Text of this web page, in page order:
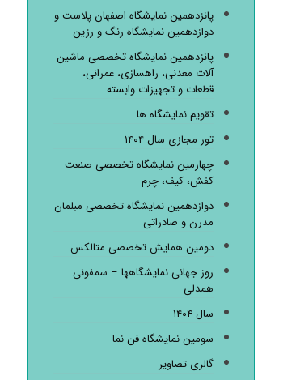
پانزدهمین نمایشگاه اصفهان پلاست و
دوازدهمین نمایشگاه رنگ و رزین
پانزدهمین نمایشگاه تخصصی ماشین
آلات معدنی، راهسازی، عمرانی،
قطعات و تجهیزات وابسته
تقویم نمایشگاه ها
تور مجازی سال ۱۴۰۴
چهارمین نمایشگاه تخصصی صنعت
کفش، کیف، چرم
دوازدهمین نمایشگاه تخصصی مبلمان
مدرن و صادراتی
دومین همایش تخصصی متالکس
روز جهانی نمایشگاهها – سمفونی
همدلی
سال ۱۴۰۴
سومین نمایشگاه فن نما
گالری تصاویر